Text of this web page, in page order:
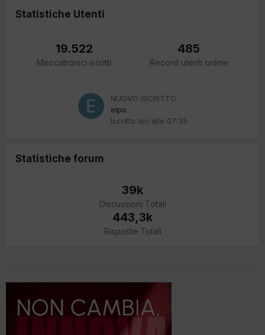
Statistiche Utenti
19.522
Meccatronici iscritti
485
Record utenti online
NUOVO ISCRITTO
elpo
Iscritto Ieri alle 07:35
Statistiche forum
39k
Discussioni Totali
443,3k
Risposte Totali